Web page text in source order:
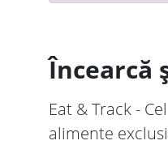
Încearcă
Eat & Track -
alimente